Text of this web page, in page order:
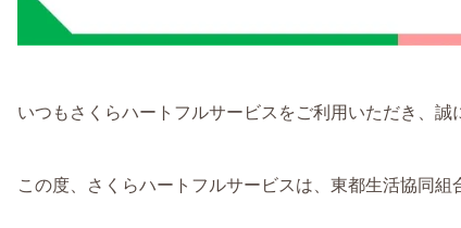
いつもさくらハートフルサービスをご利用いただき、誠
この度、さくらハートフルサービスは、東都生活協同